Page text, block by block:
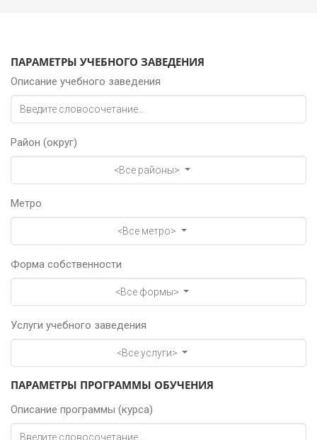
ПАРАМЕТРЫ УЧЕБНОГО ЗАВЕДЕНИЯ
Описание учебного заведения
Район (округ)
<Все районы>
Метро
<Все метро>
Форма собственности
<Все формы>
Услуги учебного заведения
<Все услуги>
ПАРАМЕТРЫ ПРОГРАММЫ ОБУЧЕНИЯ
Описание программы (курса)